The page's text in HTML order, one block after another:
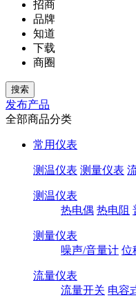
招商
品牌
知道
下载
商圈
发布产品
全部商品分类
常用仪表
测温仪表 测量仪表
测温仪表
热电偶 热电阻
测量仪表
噪声/音量计 位
流量仪表
流量开关 电容